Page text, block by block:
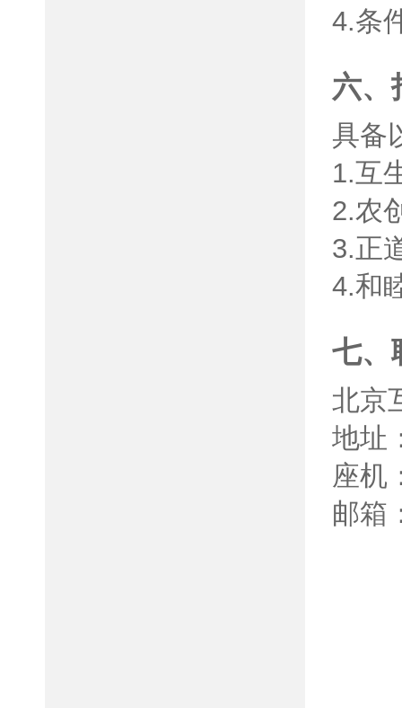
4.条
六、
具备
1.互
2.农
3.正
4.和
七、
北京
地址
座机
邮箱